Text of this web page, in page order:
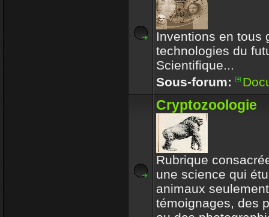
Inventions en tous
technologies du
Scientifique...
Sous-forum:
Cryptozoologie
Rubrique
une science qui
animaux
témoignages, des